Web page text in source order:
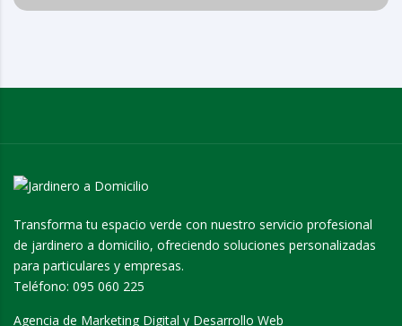
Transforma tu espacio verde con nuestro servicio profesional
de jardinero a domicilio, ofreciendo soluciones personalizadas
para particulares y empresas.
Teléfono: 095 060 225
Agencia de Marketing Digital y Desarrollo Web